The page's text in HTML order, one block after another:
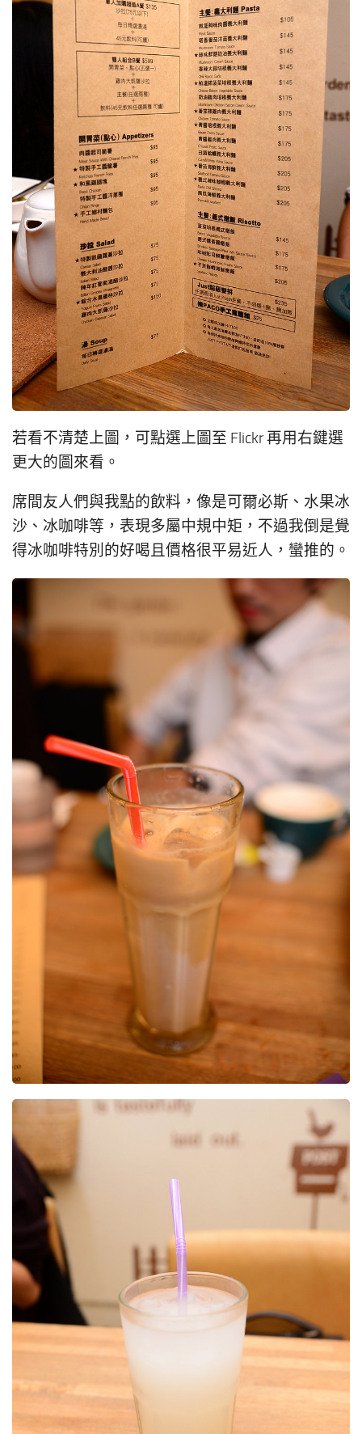
若看不清楚上圖，可點選上圖至 Flickr 再用右鍵選
更大的圖來看。
席間友人們與我點的飲料，像是可爾必斯、水果冰
沙、冰咖啡等，表現多屬中規中矩，不過我倒是覺
得冰咖啡特別的好喝且價格很平易近人，蠻推的。